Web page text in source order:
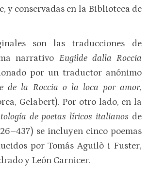
y conservadas en la Biblioteca de
son las traducciones de
narrativo Eugilde dalla Roccia
por un traductor anónimo
de la Roccia o la loca por amor,
Gelabert). Por otro lado, en la
de poetas líricos italianos de
se incluyen cinco poemas
por Tomás Aguilò i Fuster,
y León Carnicer.